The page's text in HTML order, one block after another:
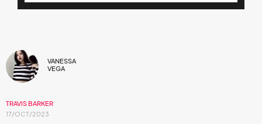
VANESSA
VEGA
TRAVIS BARKER
17/OCT/2023